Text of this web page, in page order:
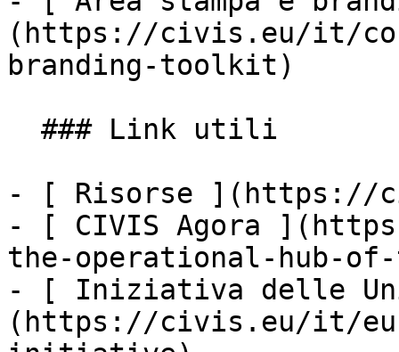
(https://civis.eu/it/
branding-toolkit)
- [ Risorse ](https://
- [ CIVIS Agora
the-operational-hub-
- [ Iniziativa delle
(https://civis.eu/it/